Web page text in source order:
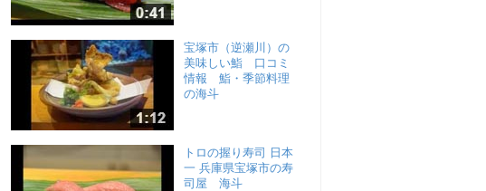
宝塚市（逆瀬川）の
美味しい鮨 口コミ
情報 鮨・季節料理
の海斗
トロの握り寿司 日本
一 兵庫県宝塚市の寿
司屋 海斗